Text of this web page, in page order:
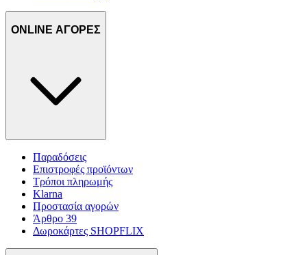
ONLINE ΑΓΟΡΕΣ
Παραδόσεις
Επιστροφές προϊόντων
Τρόποι πληρωμής
Klarna
Προστασία αγορών
Άρθρο 39
Δωροκάρτες SHOPFLIX